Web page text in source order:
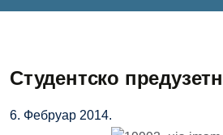
Студентско
6. Фебруар 2014.